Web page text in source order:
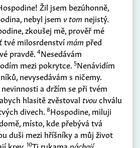
Žil jsem bezúhonně,
nebyl jsem v tom nejistý.
zkoušej mě, prověř mé
tvé milosrdenstvímám před
pravdě. 4Nesedávám
mezi pokrytce. 5Nenávidím
nevysedávám s ničemy.
a držím se při tvém
abych hlasitě zvěstoval tvouchválu
divech. 8Hospodine, miluji
místo, kde přebývá tvá
duši mezi hříšníky a můj život
krev. 10Ti rukama páchají